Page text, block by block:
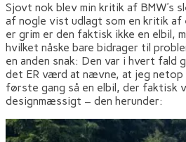
Sjovt nok blev min kritik af BMW’s
af nogle vist udlagt som en kritik af
er grim er den faktisk ikke en elbil,
hvilket nåske bare bidrager til
en anden snak: Den var i hvert fald
det ER værd at nævne, at jeg
første gang så en elbil, der faktisk
designmæssigt – den herunder: